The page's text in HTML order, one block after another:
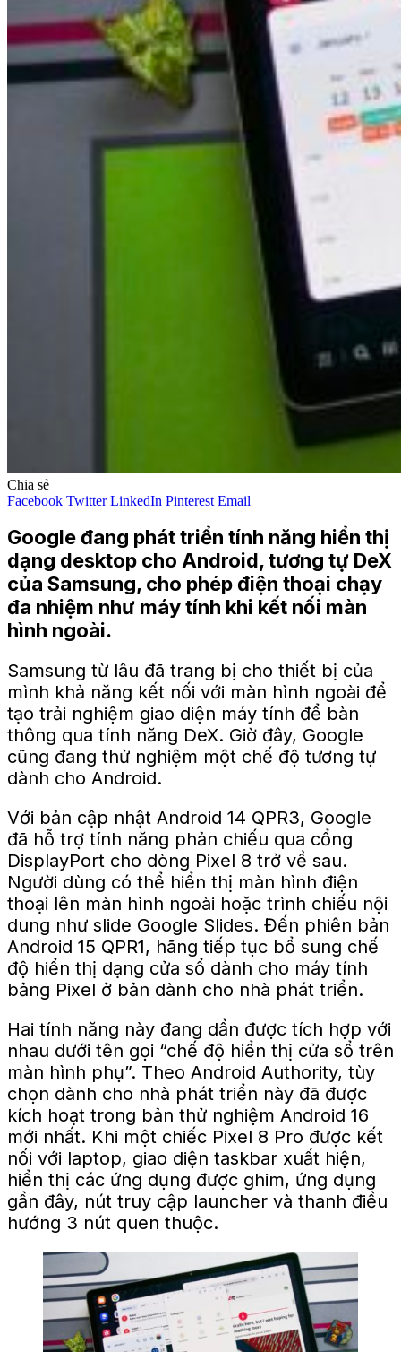
Chia sẻ
Facebook Twitter LinkedIn Pinterest Email
Google đang phát triển tính năng hiển thị
dạng desktop cho Android, tương tự DeX
của Samsung, cho phép điện thoại chạy
đa nhiệm như máy tính khi kết nối màn
hình ngoài.
Samsung từ lâu đã trang bị cho thiết bị của
mình khả năng kết nối với màn hình ngoài để
tạo trải nghiệm giao diện máy tính để bàn
thông qua tính năng DeX. Giờ đây, Google
cũng đang thử nghiệm một chế độ tương tự
dành cho Android.
Với bản cập nhật Android 14 QPR3, Google
đã hỗ trợ tính năng phản chiếu qua cổng
DisplayPort cho dòng Pixel 8 trở về sau.
Người dùng có thể hiển thị màn hình điện
thoại lên màn hình ngoài hoặc trình chiếu nội
dung như slide Google Slides. Đến phiên bản
Android 15 QPR1, hãng tiếp tục bổ sung chế
độ hiển thị dạng cửa sổ dành cho máy tính
bảng Pixel ở bản dành cho nhà phát triển.
Hai tính năng này đang dần được tích hợp với
nhau dưới tên gọi “chế độ hiển thị cửa sổ trên
màn hình phụ”. Theo Android Authority, tùy
chọn dành cho nhà phát triển này đã được
kích hoạt trong bản thử nghiệm Android 16
mới nhất. Khi một chiếc Pixel 8 Pro được kết
nối với laptop, giao diện taskbar xuất hiện,
hiển thị các ứng dụng được ghim, ứng dụng
gần đây, nút truy cập launcher và thanh điều
hướng 3 nút quen thuộc.